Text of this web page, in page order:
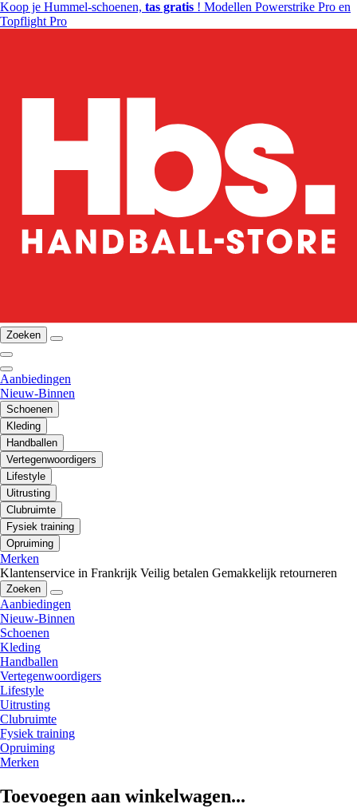
Koop je Hummel-schoenen, tas gratis ! Modellen Powerstrike Pro en
Topflight Pro
Zoeken
Aanbiedingen
Nieuw-Binnen
Schoenen
Kleding
Handballen
Vertegenwoordigers
Lifestyle
Uitrusting
Clubruimte
Fysiek training
Opruiming
Merken
Klantenservice in Frankrijk Veilig betalen Gemakkelijk retourneren
Zoeken
Aanbiedingen
Nieuw-Binnen
Schoenen
Kleding
Handballen
Vertegenwoordigers
Lifestyle
Uitrusting
Clubruimte
Fysiek training
Opruiming
Merken
Toevoegen aan winkelwagen...